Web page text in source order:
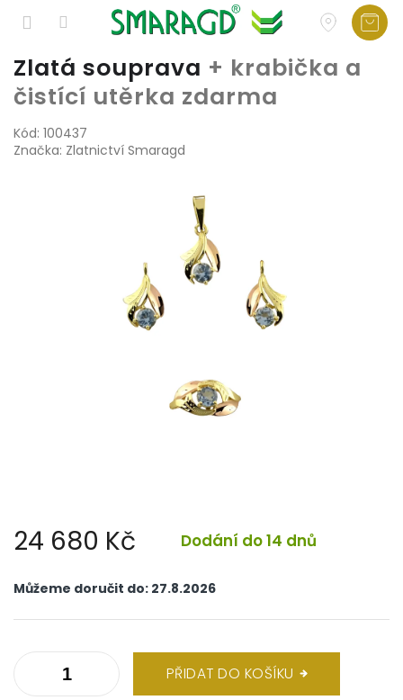
Přejít
na
obsah
Zlatá souprava + krabička a
čistící utěrka zdarma
Kód: 100437
Značka: Zlatnictví Smaragd
24 680 Kč Dodání do 14 dnů
cena:
Můžeme doručit do: 27.8.2026
PŘIDAT DO KOŠÍKU